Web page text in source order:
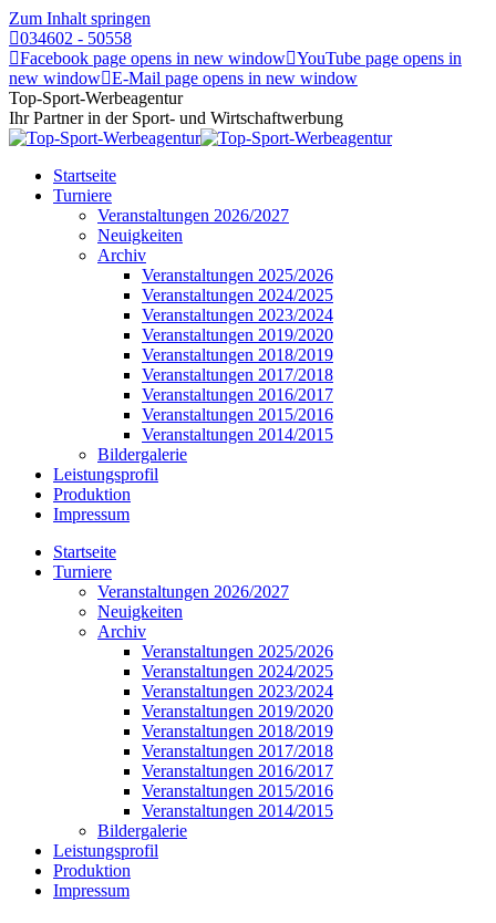
Zum Inhalt springen
034602 - 50558
Facebook page opens in new window YouTube page opens in
new window E-Mail page opens in new window
Top-Sport-Werbeagentur
Ihr Partner in der Sport- und Wirtschaftwerbung
Startseite
Turniere
Veranstaltungen 2026/2027
Neuigkeiten
Archiv
Veranstaltungen 2025/2026
Veranstaltungen 2024/2025
Veranstaltungen 2023/2024
Veranstaltungen 2019/2020
Veranstaltungen 2018/2019
Veranstaltungen 2017/2018
Veranstaltungen 2016/2017
Veranstaltungen 2015/2016
Veranstaltungen 2014/2015
Bildergalerie
Leistungsprofil
Produktion
Impressum
Startseite
Turniere
Veranstaltungen 2026/2027
Neuigkeiten
Archiv
Veranstaltungen 2025/2026
Veranstaltungen 2024/2025
Veranstaltungen 2023/2024
Veranstaltungen 2019/2020
Veranstaltungen 2018/2019
Veranstaltungen 2017/2018
Veranstaltungen 2016/2017
Veranstaltungen 2015/2016
Veranstaltungen 2014/2015
Bildergalerie
Leistungsprofil
Produktion
Impressum